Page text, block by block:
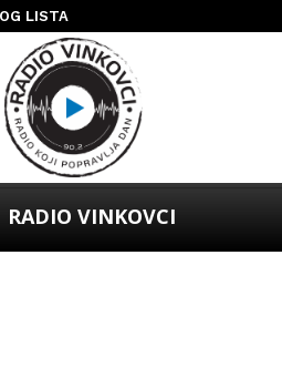
LISTA
RADIO VINKOVCI